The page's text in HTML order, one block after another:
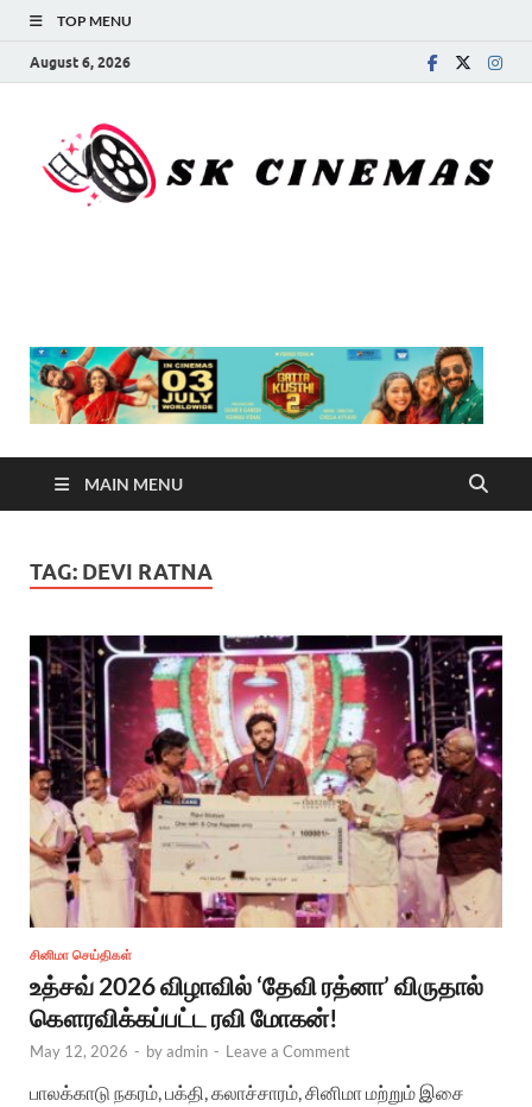
TOP MENU
August 6, 2026
MAIN MENU
TAG: DEVI RATNA
சினிமா செய்திகள்
உத்சவ் 2026 விழாவில் ‘தேவி ரத்னா’ விருதால்
கௌரவிக்கப்பட்ட ரவி மோகன்!
May 12, 2026 - byadmin - Leave a Comment
பாலக்காடு நகரம், பக்தி, கலாச்சாரம், சினிமா மற்றும் இசை